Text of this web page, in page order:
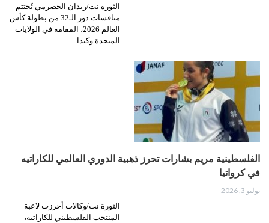
الثورة نت/ريدان الحضرمي تُختتم
منافسات دور الـ32 من بطولة كأس
العالم 2026، المقامة في الولايات
المتحدة وكندا…
الفلسطينية مريم بشارات تحرز ذهبية الدوري العالمي للكاراتيه
في كرواتيا
يوليو 3, 2026
الثورة نت/وكالات أحرزت لاعبة
المنتخب الفلسطيني للكاراتيه،